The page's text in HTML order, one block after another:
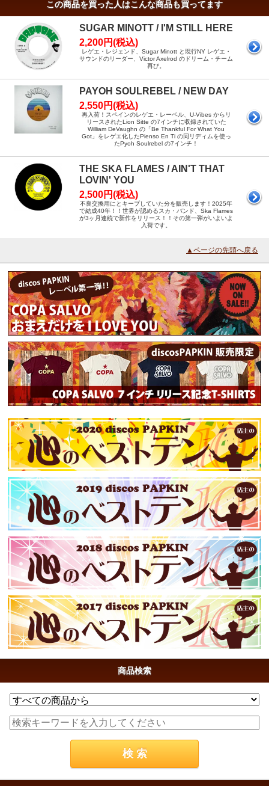
この商品を買った人はこんな商品も買ってます
SUGAR MINOTT / I'M STILL HERE
2,200円(税込)
レゲエ・レジェンド、Sugar Minott と現行NY レゲエ・
サウンドのリーダー、Victor Axelrod のドリーム・チーム
再び。
PAYOH SOULREBEL / NEW DAY
2,550円(税込)
再入荷！スペインのレゲエ・レーベル、U-Vibes からリ
リースされたLion Sitte の7インチに収録されていた
William DeVaughn の「Be Thankful For What You
Got」をレゲエ化したPienso En Ti の同リディムを使っ
たPyoh Soulrebel の7インチ！
THE SKA FLAMES / AIN'T THAT
LOVIN' YOU
2,500円(税込)
不良交換用にとキープしていた分を販売します！2025年
で結成40年！！世界が認めるスカ・バンド、Ska Flames
が3ヶ月連続で新作をリリース！！その第一弾がいよいよ
入荷です。
▲ページの先頭へ戻る
商品検索